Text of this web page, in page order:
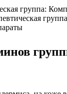
группа: